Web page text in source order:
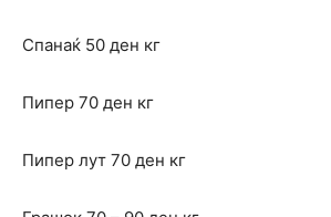
Спанаќ 50 ден кг
Пипер 70 ден кг
Пипер лут 70 ден кг